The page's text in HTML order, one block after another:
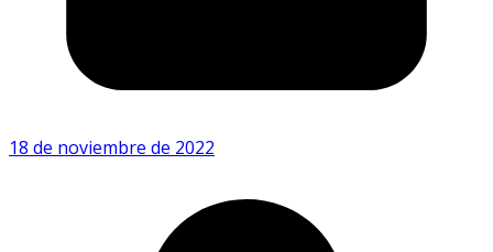
18 de noviembre de 2022